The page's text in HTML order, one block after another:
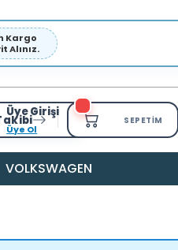
Kargo
Alınız.
Üye Girişi
Üye Ol
SEPETIM
VOLKSWAGEN